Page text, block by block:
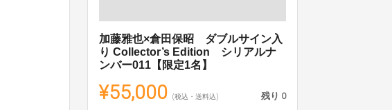
加藤雅也×倉田保昭 ダブルサイン入
り Collector’s Edition シリアルナ
ンバー011【限定1名】
¥55,000 (税込・送料込) 残り 0